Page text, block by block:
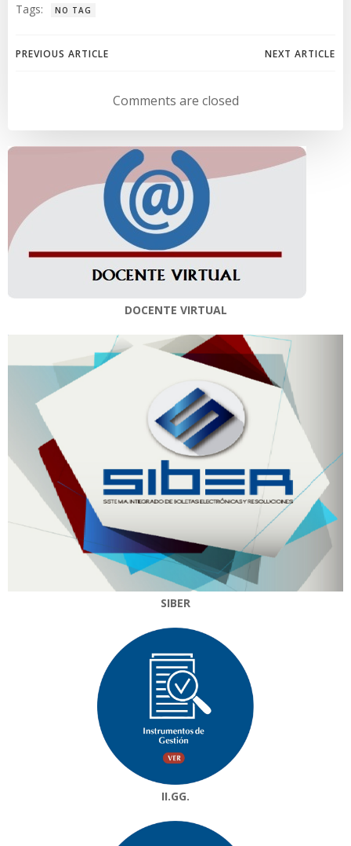
Tags: NO TAG
Navegación
entradas
PREVIOUS ARTICLE
Navegación
de
entradas
NEXT ARTICLE
Comments are closed
DOCENTE VIRTUAL
SIBER
II.GG.